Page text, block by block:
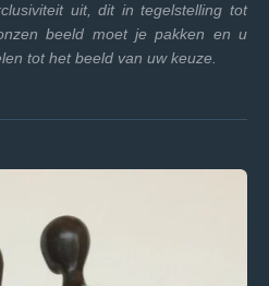
uit, dit in tegelstelling tot
beeld moet je pakken en u
tot het beeld van uw keuze.